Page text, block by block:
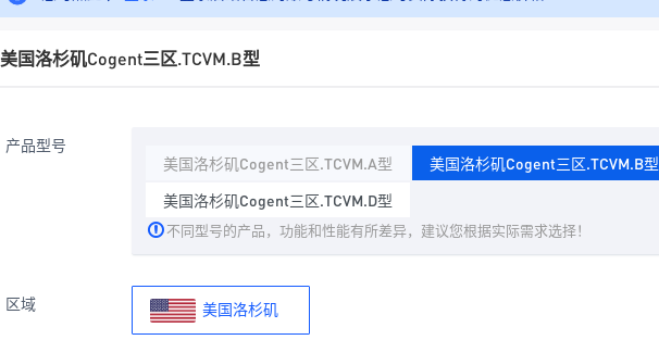
美国洛杉矶Cogent三区.TCVM.B型
产品型号
美国洛杉矶Cogent三区.TCVM.A型
美国洛杉矶Cogent三区.TCVM.B型
美国洛杉矶Cogent三区.TCVM.D型
不同型号的产品，功能和性能有所差异，建议您根据实际需求选择！
区域 美国洛杉矶